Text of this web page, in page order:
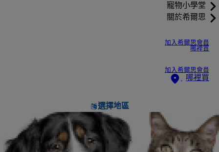
寵物小學堂
關於希爾思
加入希爾思會員
哪裡買
加入希爾思會員
哪裡買
選擇地區